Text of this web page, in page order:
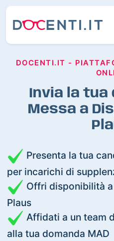
DOCENTI.IT -
Invia la tua
Messa a
Presenta la tua
per incarichi di
Offri disponibilità
Plaus
Affidati a un team
alla tua domanda MAD